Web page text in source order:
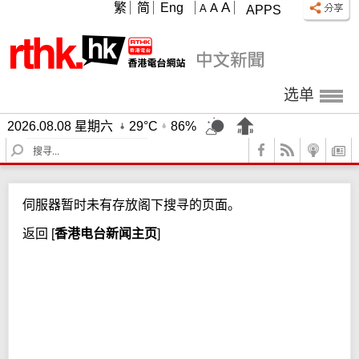
APPS
A A A
繁 简 Eng
选单
2026.08.08 星期六 29°C
86%
S
e
c
h
伺服器暂时未有存放阁下搜寻的页面。
返回 [香港电台新闻主页]